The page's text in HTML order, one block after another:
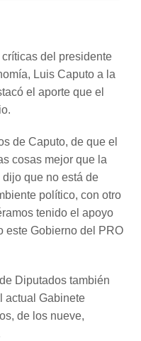
del presidente
Luis Caputo a la
el aporte que el
de Caputo, de que el
cosas mejor que la
que no está de
político, con otro
tenido el apoyo
este Gobierno del PRO
Diputados también
actual Gabinete
de los nueve,